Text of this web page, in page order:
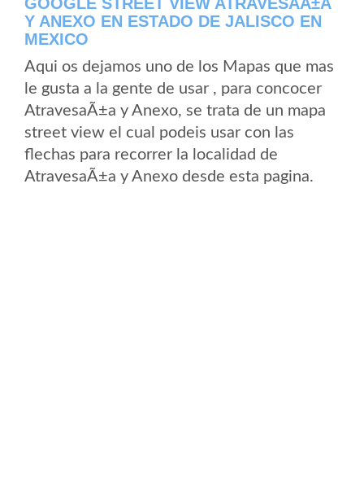
Y ANEXO EN ESTADO DE JALISCO EN
MEXICO
Aqui os dejamos uno de los Mapas que mas
le gusta a la gente de usar , para concocer
AtravesaÃ±a y Anexo, se trata de un mapa
street view el cual podeis usar con las
flechas para recorrer la localidad de
AtravesaÃ±a y Anexo desde esta pagina.